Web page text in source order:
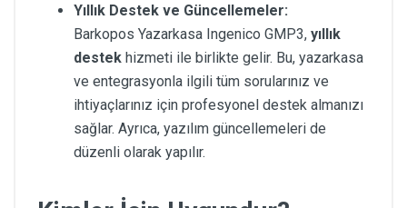
Yıllık Destek ve Güncellemeler:
Barkopos Yazarkasa Ingenico GMP3, yıllık
destek hizmeti ile birlikte gelir. Bu, yazarkasa
ve entegrasyonla ilgili tüm sorularınız ve
ihtiyaçlarınız için profesyonel destek almanızı
sağlar. Ayrıca, yazılım güncellemeleri de
düzenli olarak yapılır.